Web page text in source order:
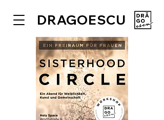
DRAGOESCU